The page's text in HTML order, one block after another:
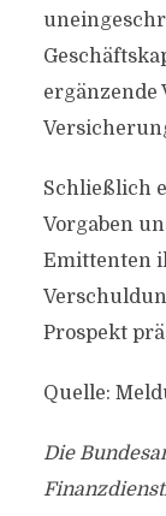
Schließlich
Vorgaben
Emittenten
Prospekt
Quelle:
Die